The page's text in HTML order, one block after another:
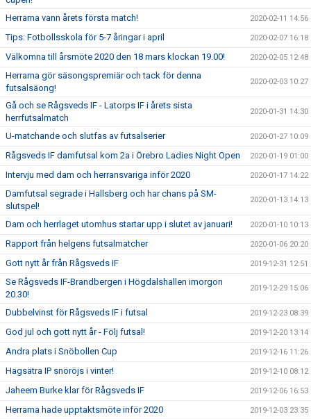
Herrarna vann årets första match!
2020-02-11 14:56
Tips: Fotbollsskola för 5-7 åringar i april 2020-02-07 16:18
Välkomna till årsmöte 2020 den 18 mars klockan 19.00! 2020-02-05 12:48
Herrarna gör säsongspremiär och tack för denna
futsalsäong!
2020-02-03 10:27
Gå och se Rågsveds IF - Latorps IF i årets sista
herrfutsalmatch
2020-01-31 14:30
U-matchande och slutfas av futsalserier 2020-01-27 10:09
Rågsveds IF damfutsal kom 2a i Örebro Ladies Night Open 2020-01-19 01:00
Intervju med dam och herransvariga inför 2020 2020-01-17 14:22
Damfutsal segrade i Hallsberg och har chans på SM-
slutspel!
2020-01-13 14:13
Dam och herrlaget utomhus startar upp i slutet av januari! 2020-01-10 10:13
Rapport från helgens futsalmatcher 2020-01-06 20:20
Gott nytt år från Rågsveds IF 2019-12-31 12:51
Se Rågsveds IF-Brandbergen i Högdalshallen imorgon
20.30!
2019-12-29 15:06
Dubbelvinst för Rågsveds IF i futsal 2019-12-23 08:39
God jul och gott nytt år - Följ futsal! 2019-12-20 13:14
Andra plats i Snöbollen Cup 2019-12-16 11:26
Hagsätra IP snöröjs i vinter! 2019-12-10 08:12
Jaheem Burke klar för Rågsveds IF 2019-12-06 16:53
Herrarna hade upptaktsmöte inför 2020 2019-12-03 23:35